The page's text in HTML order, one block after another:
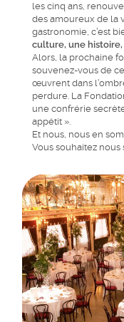
les cinq ans,
des amoureux de la
gastronomie, c’est
culture, une histoire,
Alors, la prochaine
souvenez-vous de
œuvrent dans
perdure. La
une confrérie
appétit ».
Et nous, nous en
Vous souhaitez nous